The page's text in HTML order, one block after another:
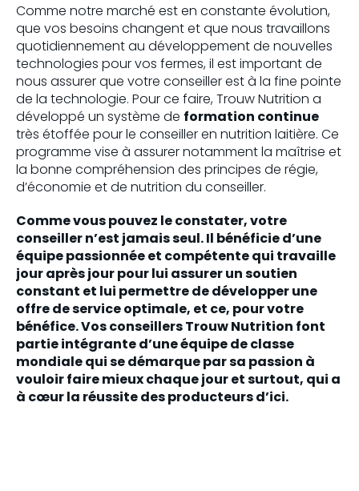
Comme notre marché est en constante évolution,
que vos besoins changent et que nous travaillons
quotidiennement au développement de nouvelles
technologies pour vos fermes, il est important de
nous assurer que votre conseiller est à la fine pointe
de la technologie. Pour ce faire, Trouw Nutrition a
développé un système de formation continue
très étoffée pour le conseiller en nutrition laitière. Ce
programme vise à assurer notamment la maîtrise et
la bonne compréhension des principes de régie,
d’économie et de nutrition du conseiller.
Comme vous pouvez le constater, votre
conseiller n’est jamais seul. Il bénéficie d’une
équipe passionnée et compétente qui travaille
jour après jour pour lui assurer un soutien
constant et lui permettre de développer une
offre de service optimale, et ce, pour votre
bénéfice. Vos conseillers Trouw Nutrition font
partie intégrante d’une équipe de classe
mondiale qui se démarque par sa passion à
vouloir faire mieux chaque jour et surtout, qui a
à cœur la réussite des producteurs d’ici.